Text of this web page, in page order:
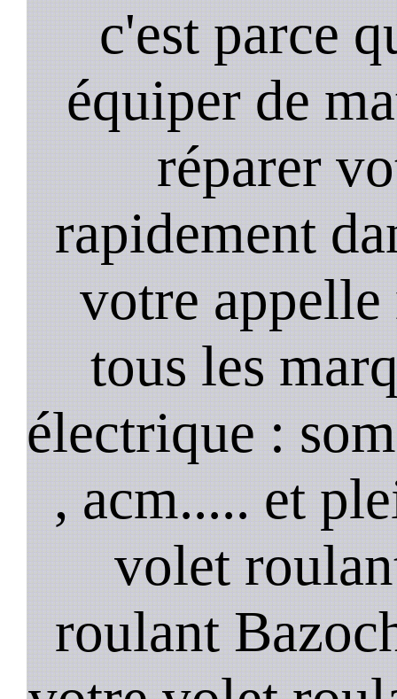
c'est parce
équiper de
réparer
rapidement
votre
tous les
électrique :
, acm..... et
volet
roulant